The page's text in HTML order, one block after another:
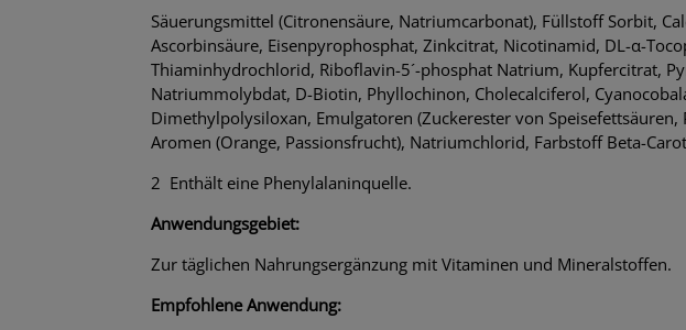
Säuerungsmittel (Citronensäure, Natriumcarbonat), Füllstoff Sorbit,
Ascorbinsäure, Eisenpyrophosphat, Zinkcitrat, Nicotinamid, DL-α-
Thiaminhydrochlorid, Riboflavin-5´-phosphat Natrium, Kupfercitrat,
Natriummolybdat, D-Biotin, Phyllochinon, Cholecalciferol,
Dimethylpolysiloxan, Emulgatoren (Zuckerester von
Aromen (Orange, Passionsfrucht), Natriumchlorid, Farbstoff Beta-
2 Enthält eine Phenylalaninquelle.
Anwendungsgebiet:
Zur täglichen Nahrungsergänzung mit Vitaminen und Mineralstoffen.
Empfohlene Anwendung: